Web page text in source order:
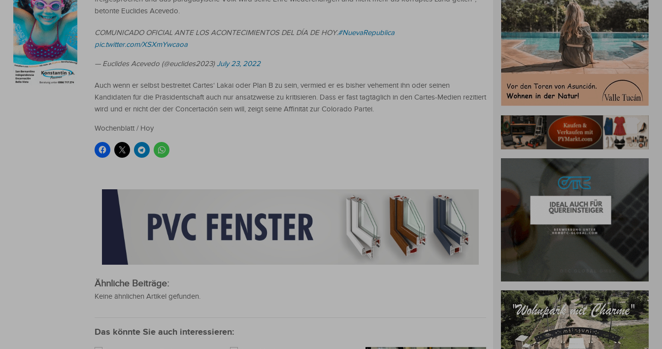
betonte Euclides Acevedo.
COMUNICADO OFICIAL ANTE LOS ACONTECIMIENTOS DEL DÍA DE HOY.#NuevaRepublica
pic.twitter.com/XSXmYwcaoa
— Euclides Acevedo (@euclides2023)July 23, 2022
Auch wenn er selbst bestreitet Cartes‘ Lakai oder Plan B zu sein, vermied er es bisher vehement ihn oder seinen
Kandidaten für die Präsidentschaft auch nur ansatzweise zu kritisieren. Dass er fast tagtäglich in den Cartes-Medien rezitiert
wird und er nicht der der Concertación sein will, zeigt seine Affinität zur Colorado Partei.
Wochenblatt / Hoy
Ähnliche Beiträge:
Keine ähnlichen Artikel gefunden.
Das könnte Sie auch interessieren: